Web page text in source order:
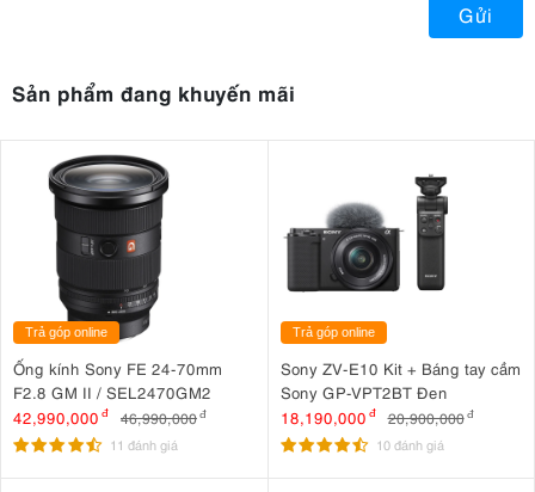
Gửi
Sản phẩm đang khuyến mãi
Trả góp online
Ống kính Sony FE 24-70mm
F2.8 GM II / SEL2470GM2
42,990,000 đ 46,990,000đ
11 đánh giá
Trả góp online
Sony ZV-E10 Kit + Báng tay cầm
Sony GP-VPT2BT Đen
18,190,000 đ 20,900,000 đ
10 đánh giá